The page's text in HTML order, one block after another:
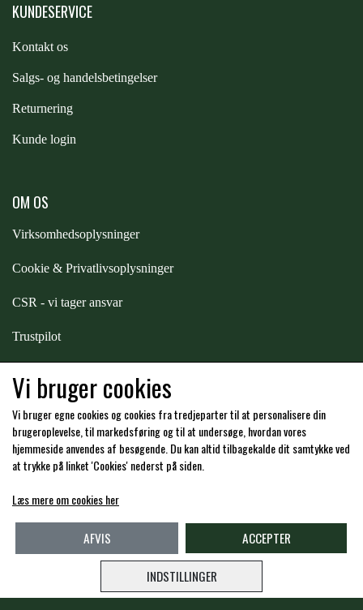
KUNDESERVICE
Kontakt os
Salgs- og handelsbetingelser
Returnering
Kunde login
OM OS
Virksomhedsoplysninger
Cookie & Privatlivsoplysninger
CSR - vi tager ansvar
Trustpilot
Hos os kan du betale med:
Vi bruger cookies
Vi bruger egne cookies og cookies fra tredjeparter til at personalisere din
brugeroplevelse, til markedsføring og til at undersøge, hvordan vores
hjemmeside anvendes af besøgende. Du kan altid tilbagekalde dit samtykke ved
at trykke på linket 'Cookies' nederst på siden.
Læs mere om cookies her
INDSTILLINGER
AFVIS ACCEPTER